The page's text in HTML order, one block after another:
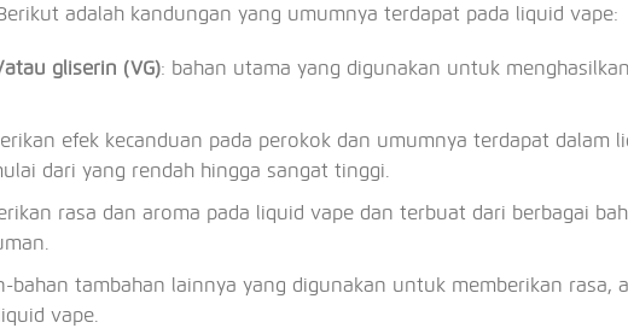
adalah kandungan yang umumnya terdapat pada liquid vape:
gliserin (VG): bahan utama yang digunakan untuk
efek kecanduan pada perokok dan umumnya terdapat dalam
dari yang rendah hingga sangat tinggi.
rasa dan aroma pada liquid vape dan terbuat dari berbagai
bahan tambahan lainnya yang digunakan untuk memberikan rasa,
vape.